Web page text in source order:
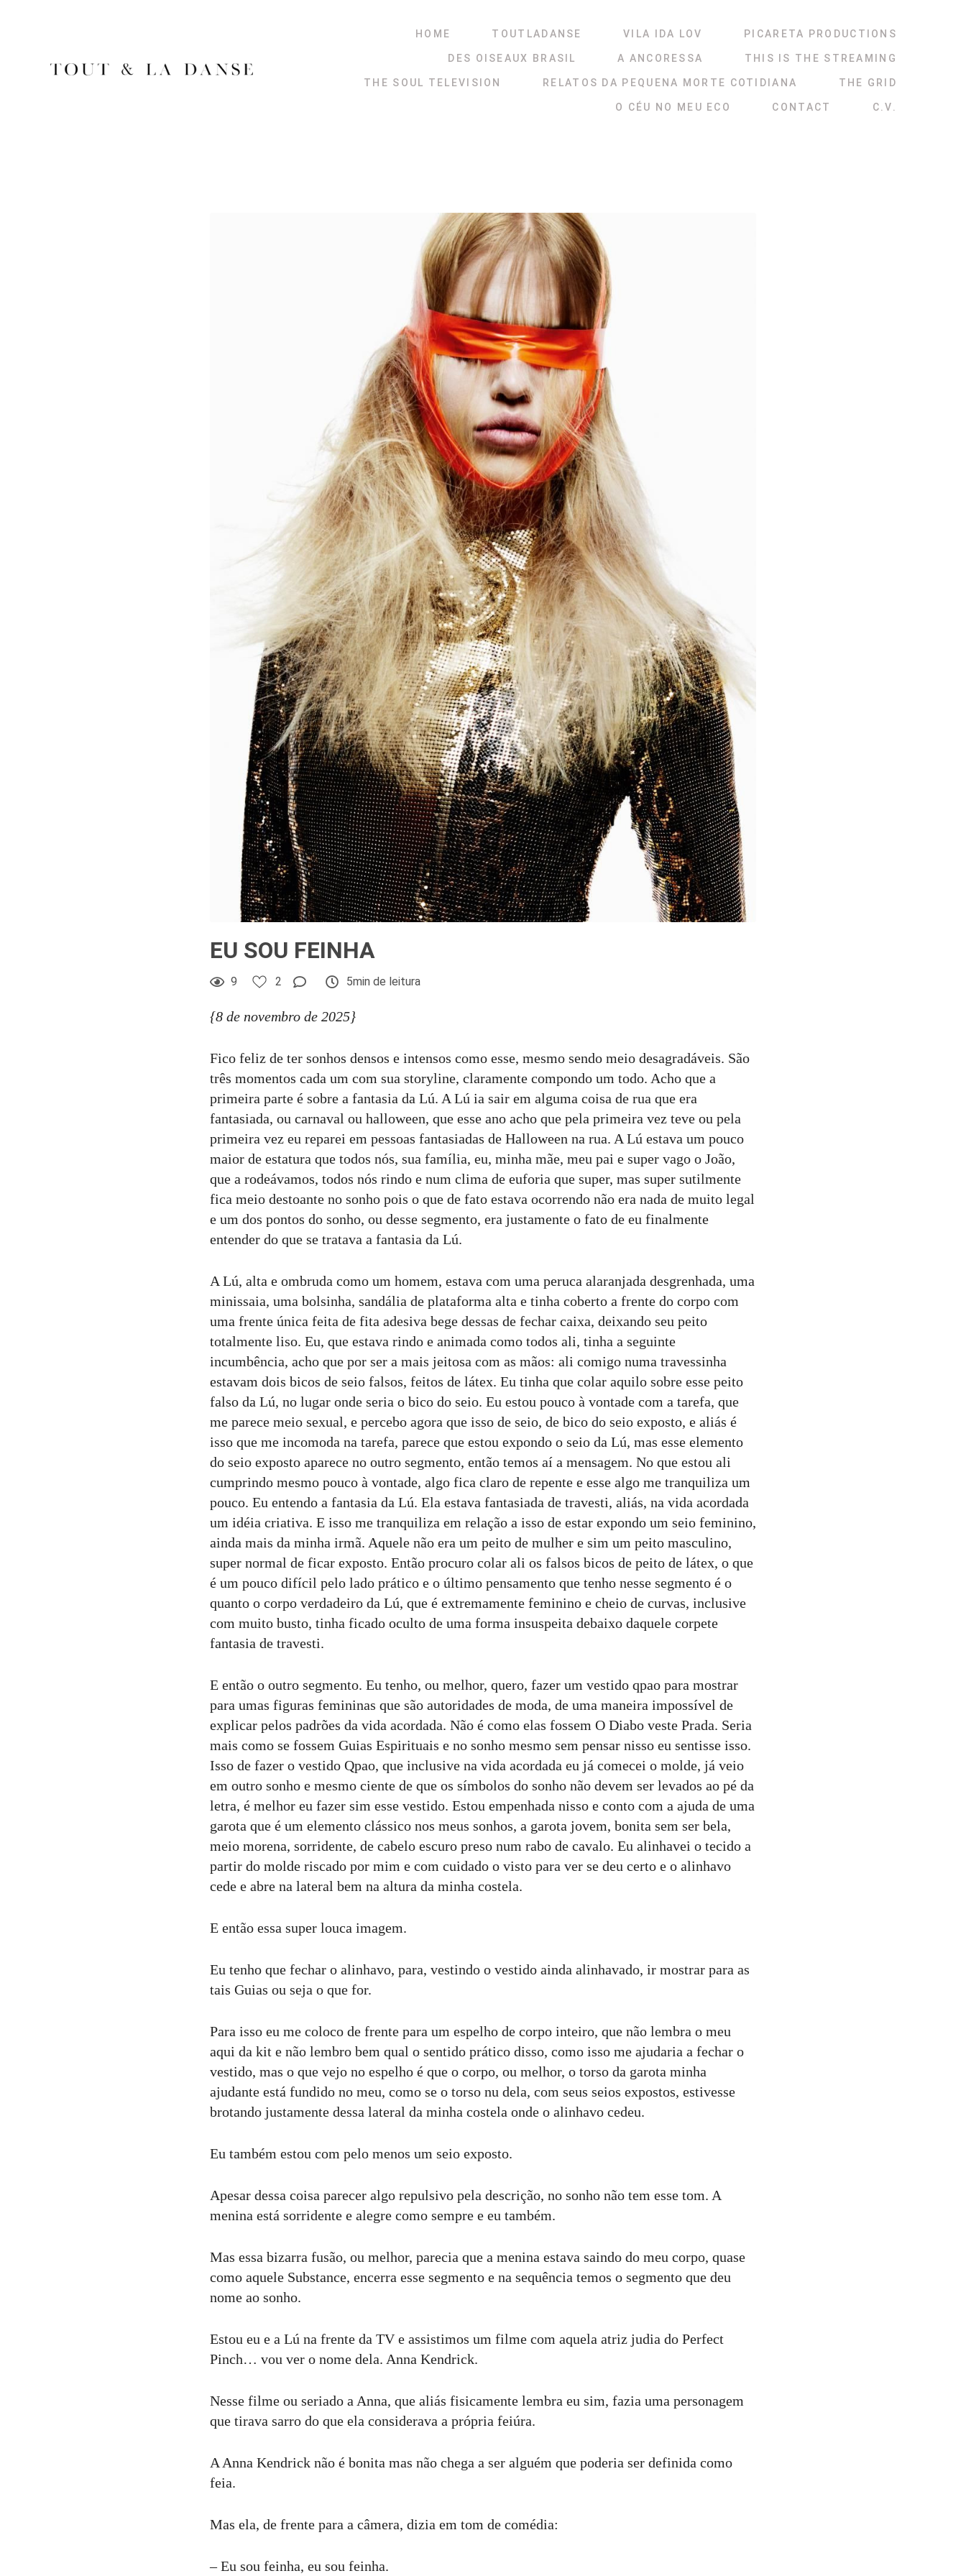
HOME TOUTLADANSE VILA IDA LOV PICARETA PRODUCTIONS
DES OISEAUX BRASIL A ANCORESSA THIS IS THE STREAMING
THE SOUL TELEVISION RELATOS DA PEQUENA MORTE COTIDIANA THE GRID
O CÉU NO MEU ECO CONTACT C.V.
EU SOU FEINHA
9 2 5min de leitura
{8 de novembro de 2025}
Fico feliz de ter sonhos densos e intensos como esse, mesmo sendo meio desagradáveis. São
três momentos cada um com sua storyline, claramente compondo um todo. Acho que a
primeira parte é sobre a fantasia da Lú. A Lú ia sair em alguma coisa de rua que era
fantasiada, ou carnaval ou halloween, que esse ano acho que pela primeira vez teve ou pela
primeira vez eu reparei em pessoas fantasiadas de Halloween na rua. A Lú estava um pouco
maior de estatura que todos nós, sua família, eu, minha mãe, meu pai e super vago o João,
que a rodeávamos, todos nós rindo e num clima de euforia que super, mas super sutilmente
fica meio destoante no sonho pois o que de fato estava ocorrendo não era nada de muito legal
e um dos pontos do sonho, ou desse segmento, era justamente o fato de eu finalmente
entender do que se tratava a fantasia da Lú.
A Lú, alta e ombruda como um homem, estava com uma peruca alaranjada desgrenhada, uma
minissaia, uma bolsinha, sandália de plataforma alta e tinha coberto a frente do corpo com
uma frente única feita de fita adesiva bege dessas de fechar caixa, deixando seu peito
totalmente liso. Eu, que estava rindo e animada como todos ali, tinha a seguinte
incumbência, acho que por ser a mais jeitosa com as mãos: ali comigo numa travessinha
estavam dois bicos de seio falsos, feitos de látex. Eu tinha que colar aquilo sobre esse peito
falso da Lú, no lugar onde seria o bico do seio. Eu estou pouco à vontade com a tarefa, que
me parece meio sexual, e percebo agora que isso de seio, de bico do seio exposto, e aliás é
isso que me incomoda na tarefa, parece que estou expondo o seio da Lú, mas esse elemento
do seio exposto aparece no outro segmento, então temos aí a mensagem. No que estou ali
cumprindo mesmo pouco à vontade, algo fica claro de repente e esse algo me tranquiliza um
pouco. Eu entendo a fantasia da Lú. Ela estava fantasiada de travesti, aliás, na vida acordada
um idéia criativa. E isso me tranquiliza em relação a isso de estar expondo um seio feminino,
ainda mais da minha irmã. Aquele não era um peito de mulher e sim um peito masculino,
super normal de ficar exposto. Então procuro colar ali os falsos bicos de peito de látex, o que
é um pouco difícil pelo lado prático e o último pensamento que tenho nesse segmento é o
quanto o corpo verdadeiro da Lú, que é extremamente feminino e cheio de curvas, inclusive
com muito busto, tinha ficado oculto de uma forma insuspeita debaixo daquele corpete
fantasia de travesti.
E então o outro segmento. Eu tenho, ou melhor, quero, fazer um vestido qpao para mostrar
para umas figuras femininas que são autoridades de moda, de uma maneira impossível de
explicar pelos padrões da vida acordada. Não é como elas fossem O Diabo veste Prada. Seria
mais como se fossem Guias Espirituais e no sonho mesmo sem pensar nisso eu sentisse isso.
Isso de fazer o vestido Qpao, que inclusive na vida acordada eu já comecei o molde, já veio
em outro sonho e mesmo ciente de que os símbolos do sonho não devem ser levados ao pé da
letra, é melhor eu fazer sim esse vestido. Estou empenhada nisso e conto com a ajuda de uma
garota que é um elemento clássico nos meus sonhos, a garota jovem, bonita sem ser bela,
meio morena, sorridente, de cabelo escuro preso num rabo de cavalo. Eu alinhavei o tecido a
partir do molde riscado por mim e com cuidado o visto para ver se deu certo e o alinhavo
cede e abre na lateral bem na altura da minha costela.
E então essa super louca imagem.
Eu tenho que fechar o alinhavo, para, vestindo o vestido ainda alinhavado, ir mostrar para as
tais Guias ou seja o que for.
Para isso eu me coloco de frente para um espelho de corpo inteiro, que não lembra o meu
aqui da kit e não lembro bem qual o sentido prático disso, como isso me ajudaria a fechar o
vestido, mas o que vejo no espelho é que o corpo, ou melhor, o torso da garota minha
ajudante está fundido no meu, como se o torso nu dela, com seus seios expostos, estivesse
brotando justamente dessa lateral da minha costela onde o alinhavo cedeu.
Eu também estou com pelo menos um seio exposto.
Apesar dessa coisa parecer algo repulsivo pela descrição, no sonho não tem esse tom. A
menina está sorridente e alegre como sempre e eu também.
Mas essa bizarra fusão, ou melhor, parecia que a menina estava saindo do meu corpo, quase
como aquele Substance, encerra esse segmento e na sequência temos o segmento que deu
nome ao sonho.
Estou eu e a Lú na frente da TV e assistimos um filme com aquela atriz judia do Perfect
Pinch… vou ver o nome dela. Anna Kendrick.
Nesse filme ou seriado a Anna, que aliás fisicamente lembra eu sim, fazia uma personagem
que tirava sarro do que ela considerava a própria feiúra.
A Anna Kendrick não é bonita mas não chega a ser alguém que poderia ser definida como
feia.
Mas ela, de frente para a câmera, dizia em tom de comédia:
– Eu sou feinha, eu sou feinha.